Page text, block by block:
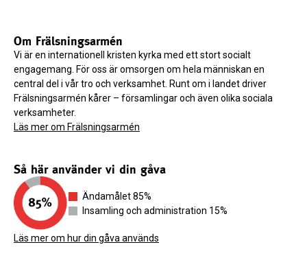
Om Frälsningsarmén
Vi är en internationell kristen kyrka med ett stort socialt
engagemang. För oss är omsorgen om hela människan en
central del i vår tro och verksamhet. Runt om i landet driver
Frälsningsarmén kårer – församlingar och även olika sociala
verksamheter.
Läs mer om Frälsningsarmén
Så här använder vi din gåva
Ändamålet 85%
Insamling och administration 15%
Läs mer om hur din gåva används